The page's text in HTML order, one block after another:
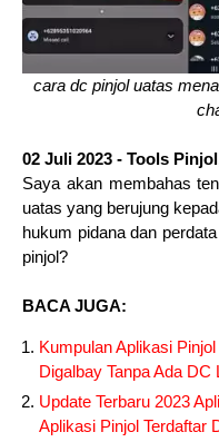
cara dc pinjol uatas
02 Juli 2023 - Tools
Saya akan membahas
uatas yang berujung
hukum pidana dan
pinjol?
BACA JUGA:
Kumpulan Aplikasi
Digalbay Tanpa Ada DC
Update Terbaru 2023
Aplikasi Pinjol Terdaftar